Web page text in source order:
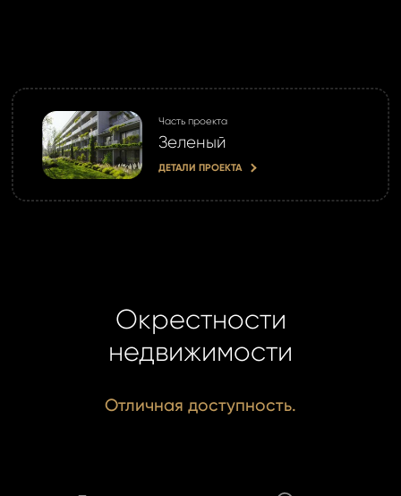
Часть проекта
Зеленый
ДЕТАЛИ ПРОЕКТА
Окрестности
недвижимости
Отличная доступность.